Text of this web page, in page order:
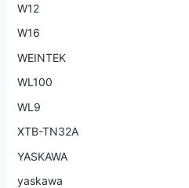
W12
W16
WEINTEK
WL100
WL9
XTB-TN32A
YASKAWA
yaskawa